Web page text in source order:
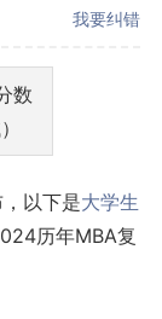
我要纠错
以下是大学生
历年MBA复